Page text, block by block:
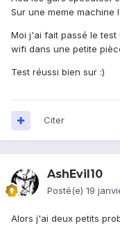
Sur une meme machine
Moi j'ai fait passé le test
wifi dans une petite
Test réussi bien sur :)
Citer
AshEvil10
Posté(e) 19
Alors j'ai deux petits